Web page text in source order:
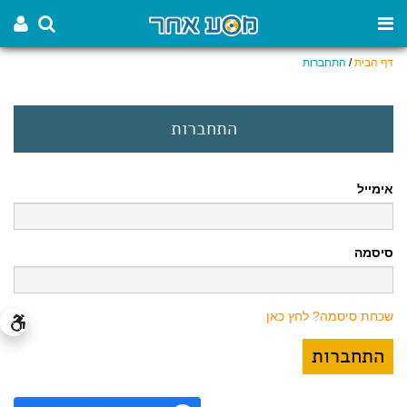
דף הבית/ התחברות
התחברות
אימייל
סיסמה
שכחת סיסמה? לחץ כאן